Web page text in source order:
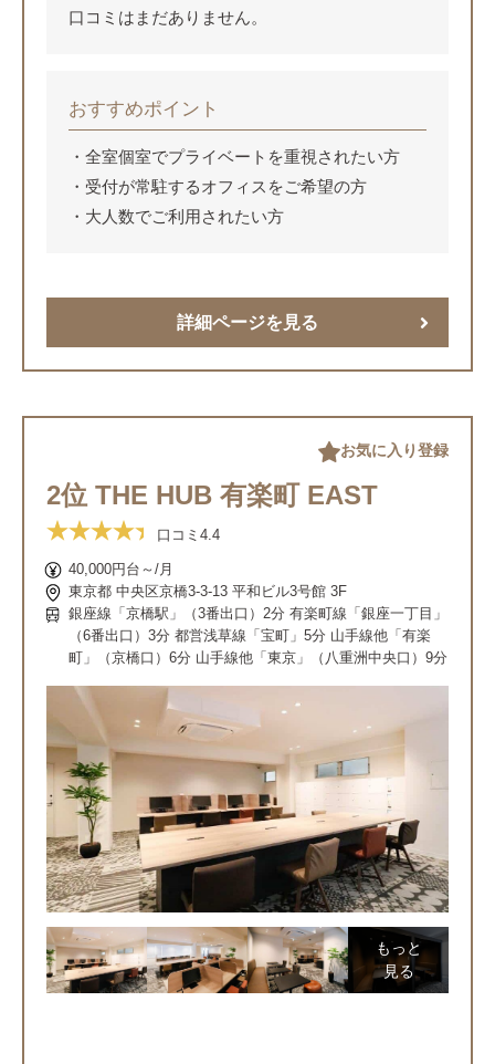
口コミはまだありません。
おすすめポイント
全室個室でプライベートを重視されたい方
受付が常駐するオフィスをご希望の方
大人数でご利用されたい方
詳細ページを見る
2位 THE HUB 有楽町 EAST
口コミ 4.4
40,000円台～/月
東京都 中央区京橋3-3-13 平和ビル3号館 3F
銀座線「京橋駅」（3番出口）2分 有楽町線「銀座一丁目」
（6番出口）3分 都営浅草線「宝町」5分 山手線他「有楽
町」（京橋口）6分 山手線他「東京」（八重洲中央口）9分
お気に入り登録
もっと
見る